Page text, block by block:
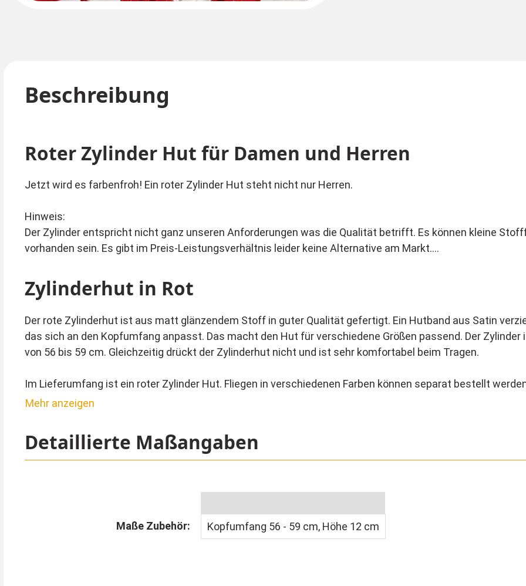
Beschreibung
Roter Zylinder Hut für Damen und Herren
Jetzt wird es farbenfroh! Ein roter Zylinder Hut steht nicht nur Herren.
Hinweis:
Der Zylinder entspricht nicht ganz unseren Anforderungen was die Qualität betrifft. Es können kleine
vorhanden sein. Es gibt im Preis-Leistungsverhältnis leider keine Alternative am Markt.
Zylinderhut in Rot
Der rote Zylinderhut ist aus matt glänzendem Stoff in guter Qualität gefertigt. Ein Hutband aus Satin
das sich an den Kopfumfang anpasst. Das macht den Hut für verschiedene Größen passend. Der
von 56 bis 59 cm. Gleichzeitig drückt der Zylinderhut nicht und ist sehr komfortabel beim Tragen.
Im Lieferumfang ist ein roter Zylinder Hut. Fliegen in verschiedenen Farben können separat bestellt
Lieferumfang enthalten.
Mehr anzeigen
Detaillierte Maßangaben
Maße Zubehör: Kopfumfang 56 - 59 cm, Höhe 12 cm